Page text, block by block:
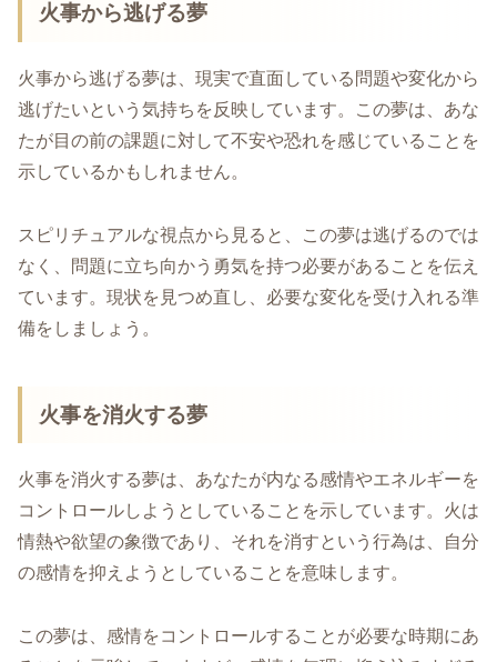
火事から逃げる夢
火事から逃げる夢は、現実で直面している問題や変化から
逃げたいという気持ちを反映しています。この夢は、あな
たが目の前の課題に対して不安や恐れを感じていることを
示しているかもしれません。
スピリチュアルな視点から見ると、この夢は逃げるのでは
なく、問題に立ち向かう勇気を持つ必要があることを伝え
ています。現状を見つめ直し、必要な変化を受け入れる準
備をしましょう。
火事を消火する夢
火事を消火する夢は、あなたが内なる感情やエネルギーを
コントロールしようとしていることを示しています。火は
情熱や欲望の象徴であり、それを消すという行為は、自分
の感情を抑えようとしていることを意味します。
この夢は、感情をコントロールすることが必要な時期にあ